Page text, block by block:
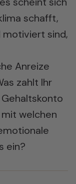
schafft,
motiviert sind,
Anreize
zahlt Ihr
welchen
ein?